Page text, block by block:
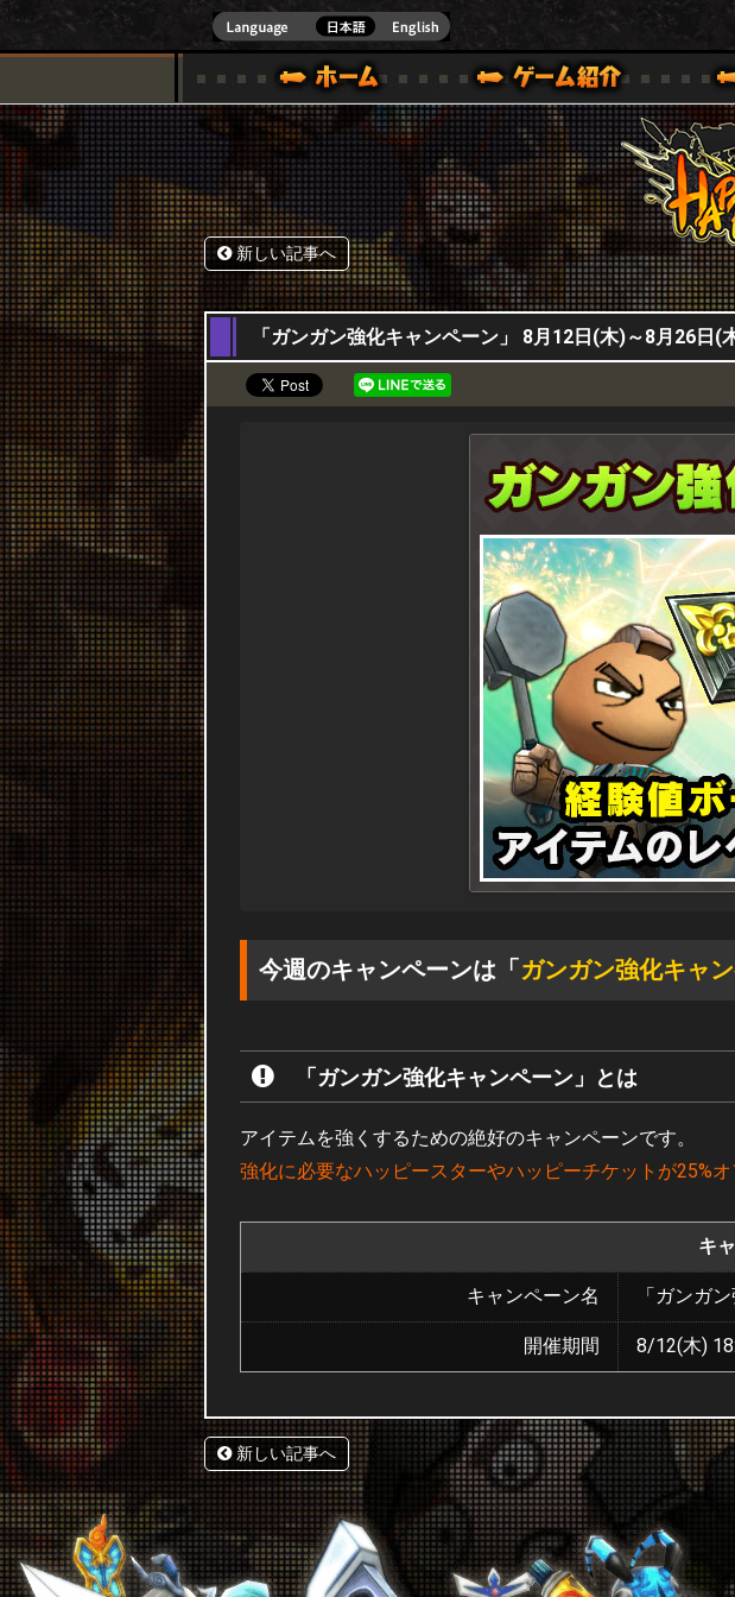
HappyWars
)公式サイト [ XBOX 360,XBOX ONE VER.]
ゲームガイド
スペシャル｜HAPPY WARS(ハッピーウォーズ)公式サイト [ XBOX 360,XBOX ONE VER.]
サポート | HAPPY WARS(ハッピーウォーズ)公式サイト [
新しい記事へ
12,08,2021
「ガンガン強化キャンペーン」 8月12日(木)～8月26日(
今週のキャンペーンは「 ガンガン強化キャ
「ガンガン強化キャンペーン」とは
アイテムを強くするための絶好のキャンペーンです。
強化に必要なハッピースターやハッピーチケットが25%
キ
キャンペーン名 「ガンガ
開催期間 8/12(木)
新しい記事へ